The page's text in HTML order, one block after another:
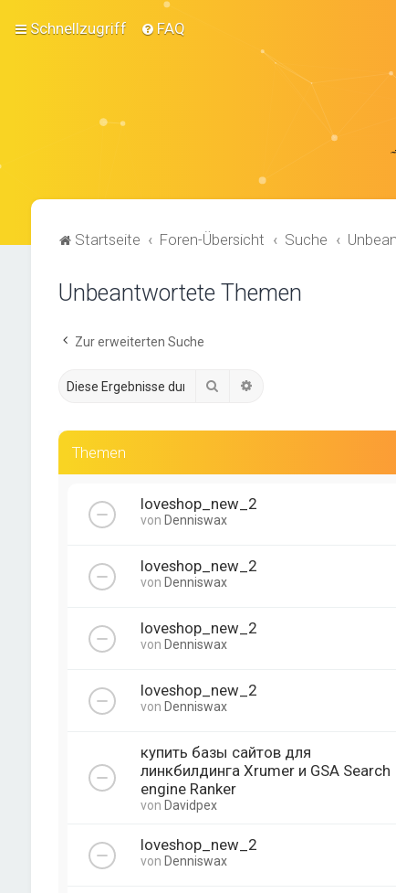
Schnellzugriff FAQ
Startseite Foren-Übersicht Suche
Unbeantwortete Themen
Zur erweiterten Suche
Suche
Themen
loveshop_new_2
von Denniswax
loveshop_new_2
von Denniswax
loveshop_new_2
von Denniswax
loveshop_new_2
von Denniswax
купить базы сайтов для
линкбилдинга Xrumer и GSA Search
engine Ranker
von Davidpex
loveshop_new_2
von Denniswax